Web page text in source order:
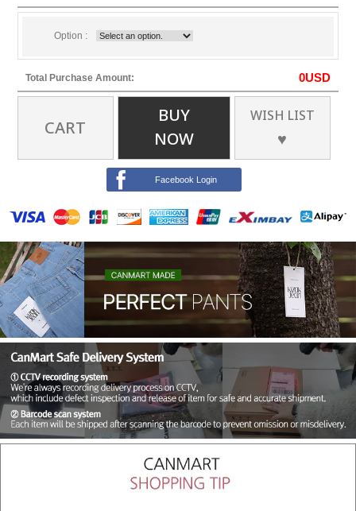
Option :
Total Purchase Amount: 0USD
CART
BUY
NOW
WISH LIST
♥
Facebook Login